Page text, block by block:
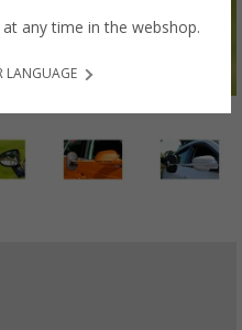
any time in the webshop.
LANGUAGE